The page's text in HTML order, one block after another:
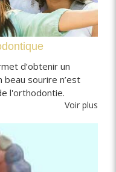
d’obtenir un
beau sourire n’est
l'orthodontie.
Voir plus